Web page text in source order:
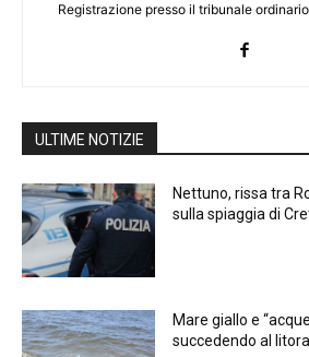
Registrazione presso il tribunale
ULTIME NOTIZIE
Nettuno, rissa tra
sulla spiaggia di
Mare giallo e
succedendo al